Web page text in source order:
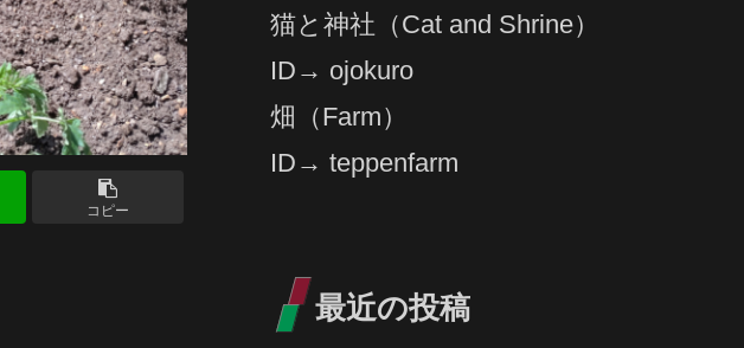
コピー
猫と神社（Cat and Shrine）
ID→ ojokuro
畑（Farm）
ID→ teppenfarm
最近の投稿